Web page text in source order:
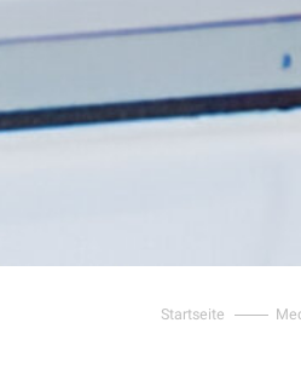
Startseite